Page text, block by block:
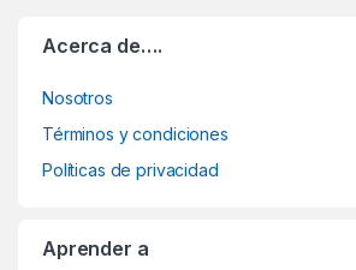
Acerca de….
Nosotros
Términos y condiciones
Políticas de privacidad
Aprender a